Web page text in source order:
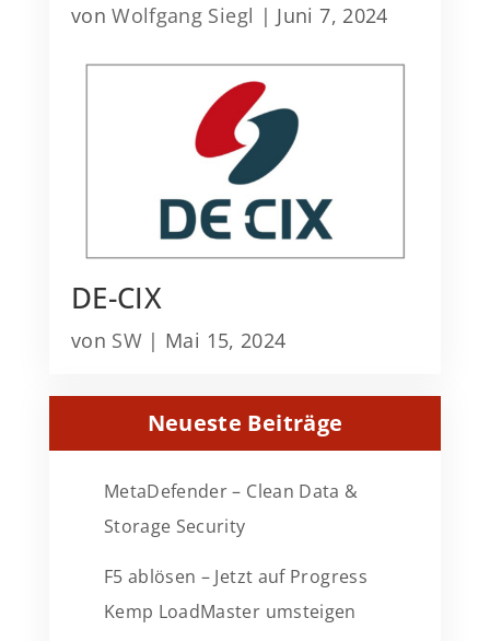
vonWolfgang Siegl | Juni 7, 2024
DE-CIX
von SW| Mai 15, 2024
Neueste Beiträge
MetaDefender – Clean Data &
Storage Security
F5 ablösen – Jetzt auf Progress
Kemp LoadMaster umsteigen